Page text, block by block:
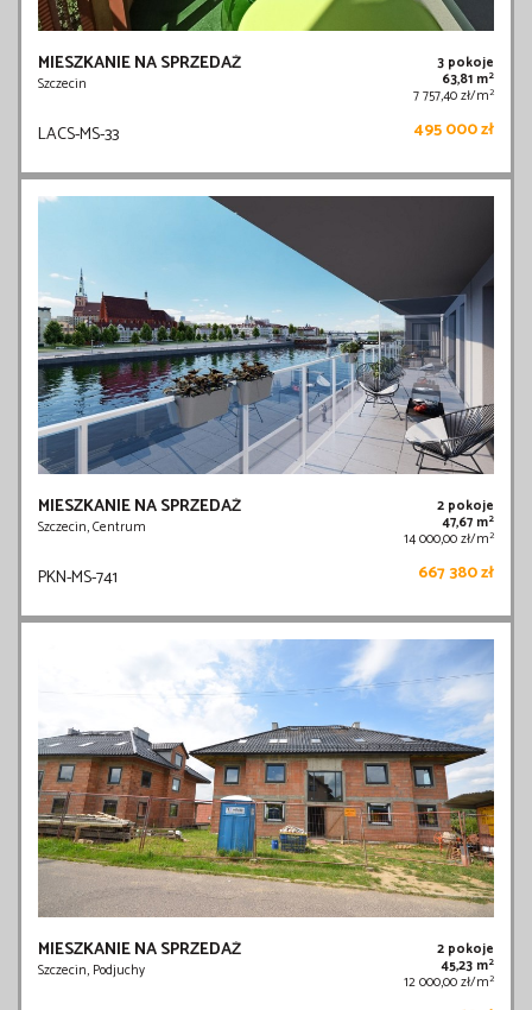
MIESZKANIE NA SPRZEDAŻ
Szczecin
3 pokoje
63,81 m2
7 757,40 zł/m2
LACS-MS-33 495 000 zł
MIESZKANIE NA SPRZEDAŻ
Szczecin, Centrum
2 pokoje
47,67 m2
14 000,00 zł/m2
PKN-MS-741 667 380 zł
MIESZKANIE NA SPRZEDAŻ
Szczecin, Podjuchy
2 pokoje
45,23 m2
12 000,00 zł/m2